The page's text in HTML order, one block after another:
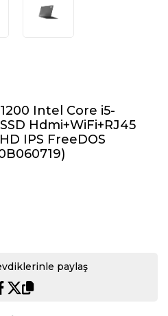
Intel Core i5-
Hdmi+WiFi+RJ45
IPS FreeDOS
paylaş